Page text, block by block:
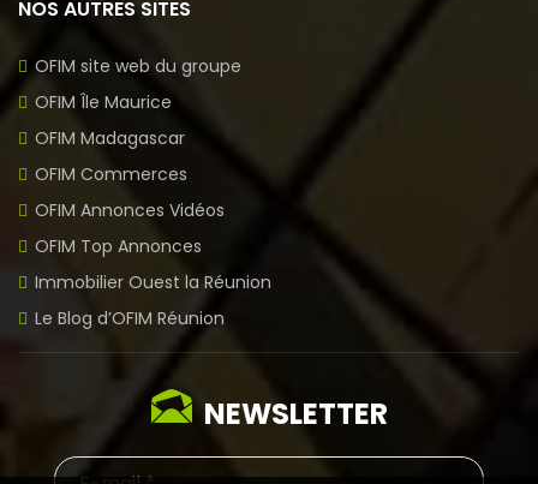
NOS AUTRES SITES
OFIM site web du groupe
OFIM Île Maurice
OFIM Madagascar
OFIM Commerces
OFIM Annonces Vidéos
OFIM Top Annonces
Immobilier Ouest la Réunion
Le Blog d’OFIM Réunion
NEWSLETTER